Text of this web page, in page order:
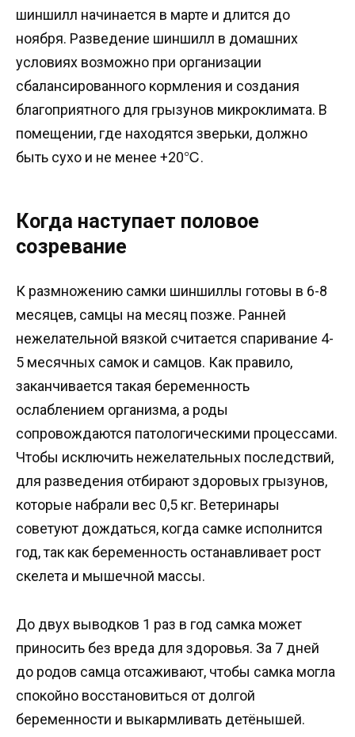
шиншилл начинается в марте и длится до
ноября. Разведение шиншилл в домашних
условиях возможно при организации
сбалансированного кормления и создания
благоприятного для грызунов микроклимата. В
помещении, где находятся зверьки, должно
быть сухо и не менее +20℃.
Когда наступает половое
созревание
К размножению самки шиншиллы готовы в 6-8
месяцев, самцы на месяц позже. Ранней
нежелательной вязкой считается спаривание 4-
5 месячных самок и самцов. Как правило,
заканчивается такая беременность
ослаблением организма, а роды
сопровождаются патологическими процессами.
Чтобы исключить нежелательных последствий,
для разведения отбирают здоровых грызунов,
которые набрали вес 0,5 кг. Ветеринары
советуют дождаться, когда самке исполнится
год, так как беременность останавливает рост
скелета и мышечной массы.
До двух выводков 1 раз в год самка может
приносить без вреда для здоровья. За 7 дней
до родов самца отсаживают, чтобы самка могла
спокойно восстановиться от долгой
беременности и выкармливать детёнышей.